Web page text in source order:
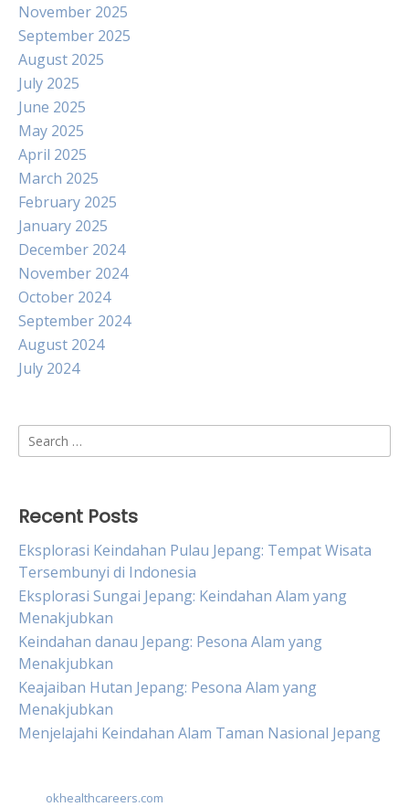
November 2025
September 2025
August 2025
July 2025
June 2025
May 2025
April 2025
March 2025
February 2025
January 2025
December 2024
November 2024
October 2024
September 2024
August 2024
July 2024
Search
for:
Recent Posts
Eksplorasi Keindahan Pulau Jepang: Tempat Wisata
Tersembunyi di Indonesia
Eksplorasi Sungai Jepang: Keindahan Alam yang
Menakjubkan
Keindahan danau Jepang: Pesona Alam yang
Menakjubkan
Keajaiban Hutan Jepang: Pesona Alam yang
Menakjubkan
Menjelajahi Keindahan Alam Taman Nasional Jepang
okhealthcareers.com